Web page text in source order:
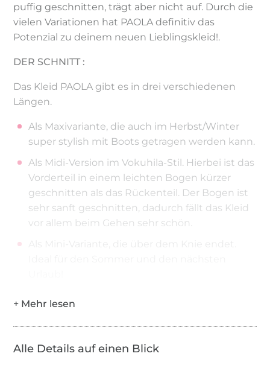
puffig geschnitten, trägt aber nicht auf. Durch die
vielen Variationen hat PAOLA definitiv das
Potenzial zu deinem neuen Lieblingskleid!.
DER SCHNITT :
Das Kleid PAOLA gibt es in drei verschiedenen
Längen.
Als Maxivariante, die auch im Herbst/Winter
super stylish mit Boots getragen werden kann.
Als Midi-Version im Vokuhila-Stil. Hierbei ist das
Vorderteil in einem leichten Bogen kürzer
geschnitten als das Rückenteil. Der Bogen ist
sehr sanft geschnitten, dadurch fällt das Kleid
vor allem beim Gehen sehr schön.
Auch bei der Verarbeitung des Ausschnittes hast
Blende genäht werden. Diese kannst du
entweder nur als dekorative Fake-Knopfleiste
Alle Details auf einen Blick